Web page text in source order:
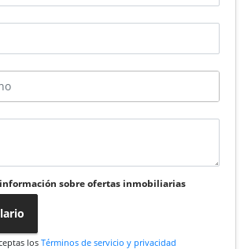
sobre ofertas inmobiliarias
los Términos de servicio y privacidad